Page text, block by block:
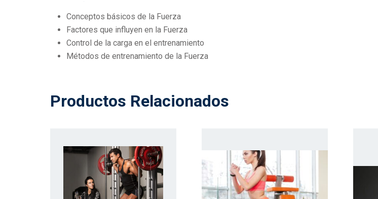
Conceptos básicos de la Fuerza
Factores que influyen en la Fuerza
Control de la carga en el entrenamiento
Métodos de entrenamiento de la Fuerza
Productos Relacionados